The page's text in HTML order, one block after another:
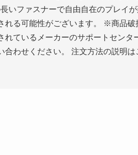
いファスナーで自由自在のプレイ
れる可能性がございます。 ※商品
れているメーカーのサポートセンタ
合わせください。 注文方法の説明は